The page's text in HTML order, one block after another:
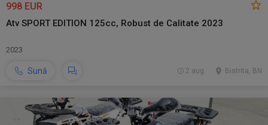
998 EUR
Atv SPORT EDITION 125cc, Robust de Calitate 2023
2023
Sună Bistrita, BN
2 aug.